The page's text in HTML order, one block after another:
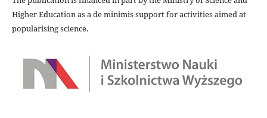
Higher Education as a de minimis support for activities aimed at
popularising science.